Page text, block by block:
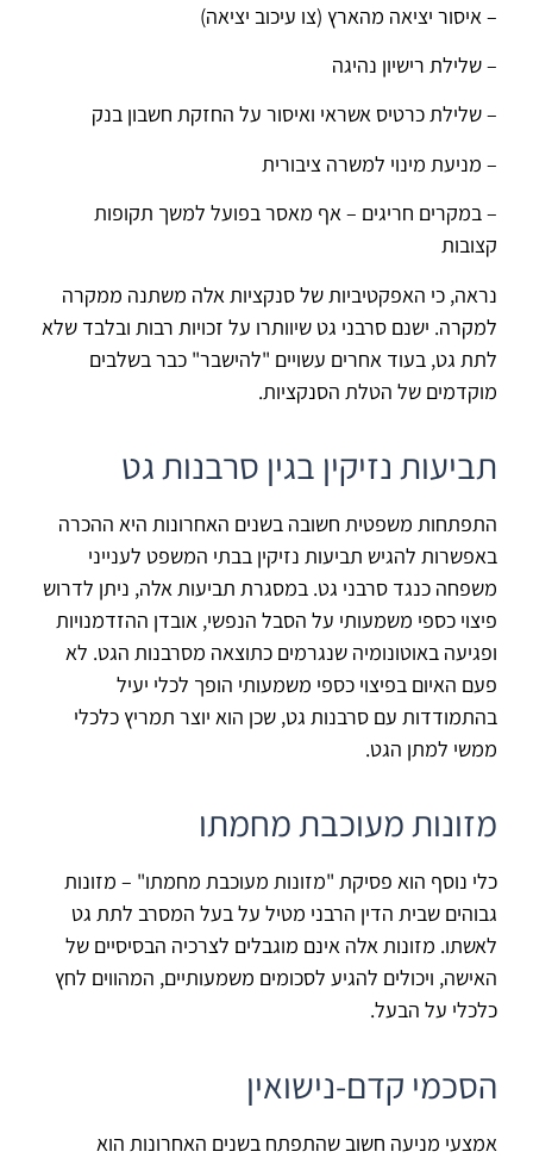
– איסור יציאה מהארץ (צו עיכוב יציאה)
– שלילת רישיון נהיגה
– שלילת כרטיס אשראי ואיסור על החזקת חשבון בנק
– מניעת מינוי למשרה ציבורית
– במקרים חריגים – אף מאסר בפועל למשך תקופות
קצובות
נראה, כי האפקטיביות של סנקציות אלה משתנה ממקרה
למקרה. ישנם סרבני גט שיוותרו על זכויות רבות ובלבד שלא
לתת גט, בעוד אחרים עשויים "להישבר" כבר בשלבים
מוקדמים של הטלת הסנקציות.
תביעות נזיקין בגין סרבנות גט
התפתחות משפטית חשובה בשנים האחרונות היא ההכרה
באפשרות להגיש תביעות נזיקין בבתי המשפט לענייני
משפחה כנגד סרבני גט. במסגרת תביעות אלה, ניתן לדרוש
פיצוי כספי משמעותי על הסבל הנפשי, אובדן ההזדמנויות
ופגיעה באוטונומיה שנגרמים כתוצאה מסרבנות הגט. לא
פעם האיום בפיצוי כספי משמעותי הופך לכלי יעיל
בהתמודדות עם סרבנות גט, שכן הוא יוצר תמריץ כלכלי
ממשי למתן הגט.
מזונות מעוכבת מחמתו
כלי נוסף הוא פסיקת "מזונות מעוכבת מחמתו" – מזונות
גבוהים שבית הדין הרבני מטיל על בעל המסרב לתת גט
לאשתו. מזונות אלה אינם מוגבלים לצרכיה הבסיסיים של
האישה, ויכולים להגיע לסכומים משמעותיים, המהווים לחץ
כלכלי על הבעל.
הסכמי קדם-נישואין
אמצעי מניעה חשוב שהתפתח בשנים האחרונות הוא